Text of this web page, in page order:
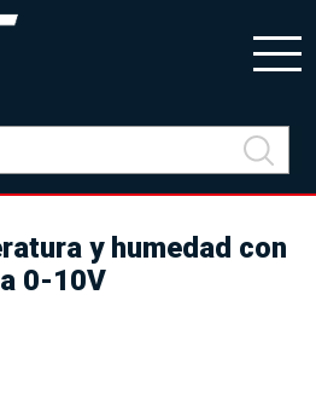
y humedad con
0-10V